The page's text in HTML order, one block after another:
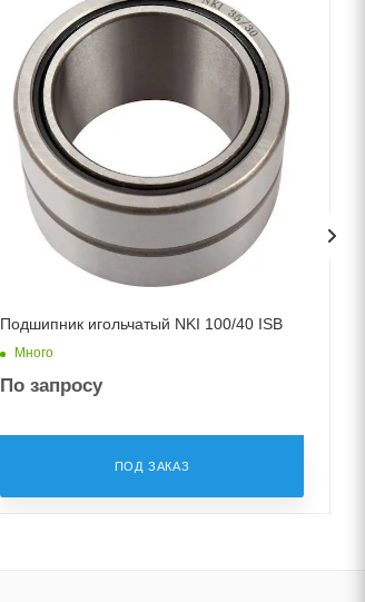
Подшипник игольчатый NKI 100/40 ISB
Много
По запросу
ПОД ЗАКАЗ